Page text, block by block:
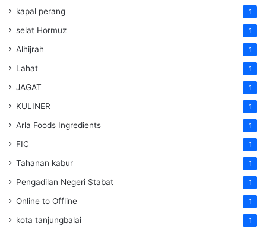
kapal perang 1
selat Hormuz 1
Alhijrah 1
Lahat 1
JAGAT 1
KULINER 1
Arla Foods Ingredients 1
FIC 1
Tahanan kabur 1
Pengadilan Negeri Stabat 1
Online to Offline 1
kota tanjungbalai 1